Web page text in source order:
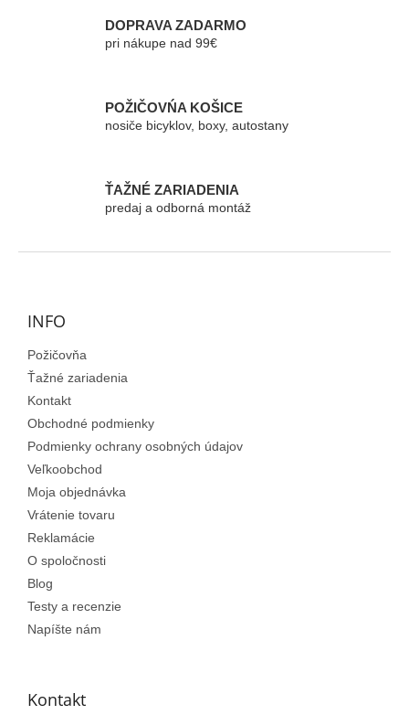
e
p
k
y
v
i
s
u
DOPRAVA ZADARMO
pri nákupe nad 99€
POŽIČOVŃA KOŠICE
nosiče bicyklov, boxy, autostany
ŤAŽNÉ ZARIADENIA
predaj a odborná montáž
Z
INFO
Požičovňa
Ťažné zariadenia
Kontakt
Obchodné podmienky
Podmienky ochrany osobných údajov
Veľkoobchod
Moja objednávka
Vrátenie tovaru
Reklamácie
O spoločnosti
Blog
Testy a recenzie
Napíšte nám
Kontakt